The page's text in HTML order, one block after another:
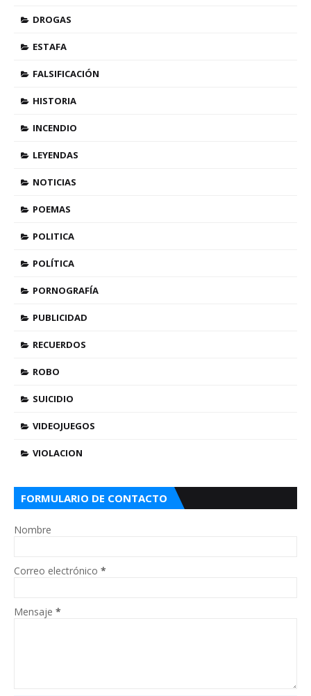
DROGAS
ESTAFA
FALSIFICACIÓN
HISTORIA
INCENDIO
LEYENDAS
NOTICIAS
POEMAS
POLITICA
POLÍTICA
PORNOGRAFÍA
PUBLICIDAD
RECUERDOS
ROBO
SUICIDIO
VIDEOJUEGOS
VIOLACION
FORMULARIO DE CONTACTO
Nombre
Correo electrónico *
Mensaje *